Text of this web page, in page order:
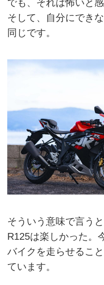
でも、それは怖いと
そして、自分にでき
同じです。
そういう意味で言う
R125は楽しかった。
バイクを走らせるこ
ています。